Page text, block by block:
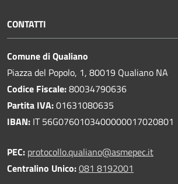
CONTATTI
Comune di Qualiano
Piazza del Popolo, 1, 80019 Qualiano NA
Codice Fiscale:80034790636
Partita IVA:01631080635
IBAN: IT 56G0760103400000017020801
PEC: protocollo.qualiano@asmepec.it
Centralino Unico:081 8192001